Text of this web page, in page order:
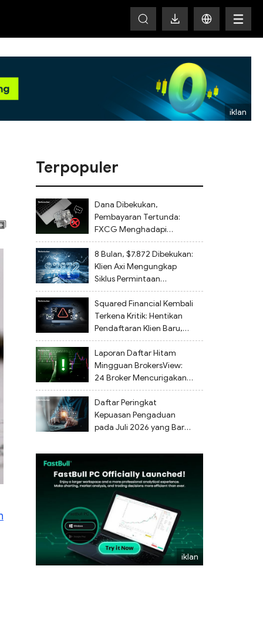
Terpopuler
Dana Dibekukan,
Pembayaran Tertunda:
FXCG Menghadapi
Keluhan Investor Terkait
Penutupan Akun dan
Kelalaian Regulasi
8 Bulan, $7.872 Dibekukan:
Klien Axi Mengungkap
Siklus Permintaan
Dokumen Tanpa Akhir dan
Tidak Ada Penarikan Dana
Squared Financial Kembali
Terkena Kritik: Hentikan
Pendaftaran Klien Baru,
Penarikan Dana Tertunda
Laporan Daftar Hitam
Mingguan BrokersView:
24 Broker Mencurigakan
Ditandai dari 27 Juli
hingga 2 Agustus 2026
Daftar Peringkat
Kepuasan Pengaduan
pada Juli 2026 yang Baru